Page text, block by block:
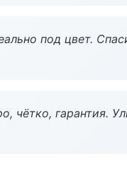
под цвет.
чётко, гарантия.